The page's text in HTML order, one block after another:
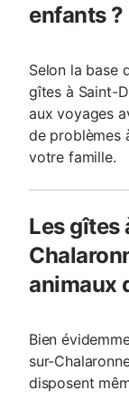
enfants ?
Selon la base
gîtes à Saint-
aux voyages
de problèmes
votre famille.
Les
animaux
Bien
sur-
disposent